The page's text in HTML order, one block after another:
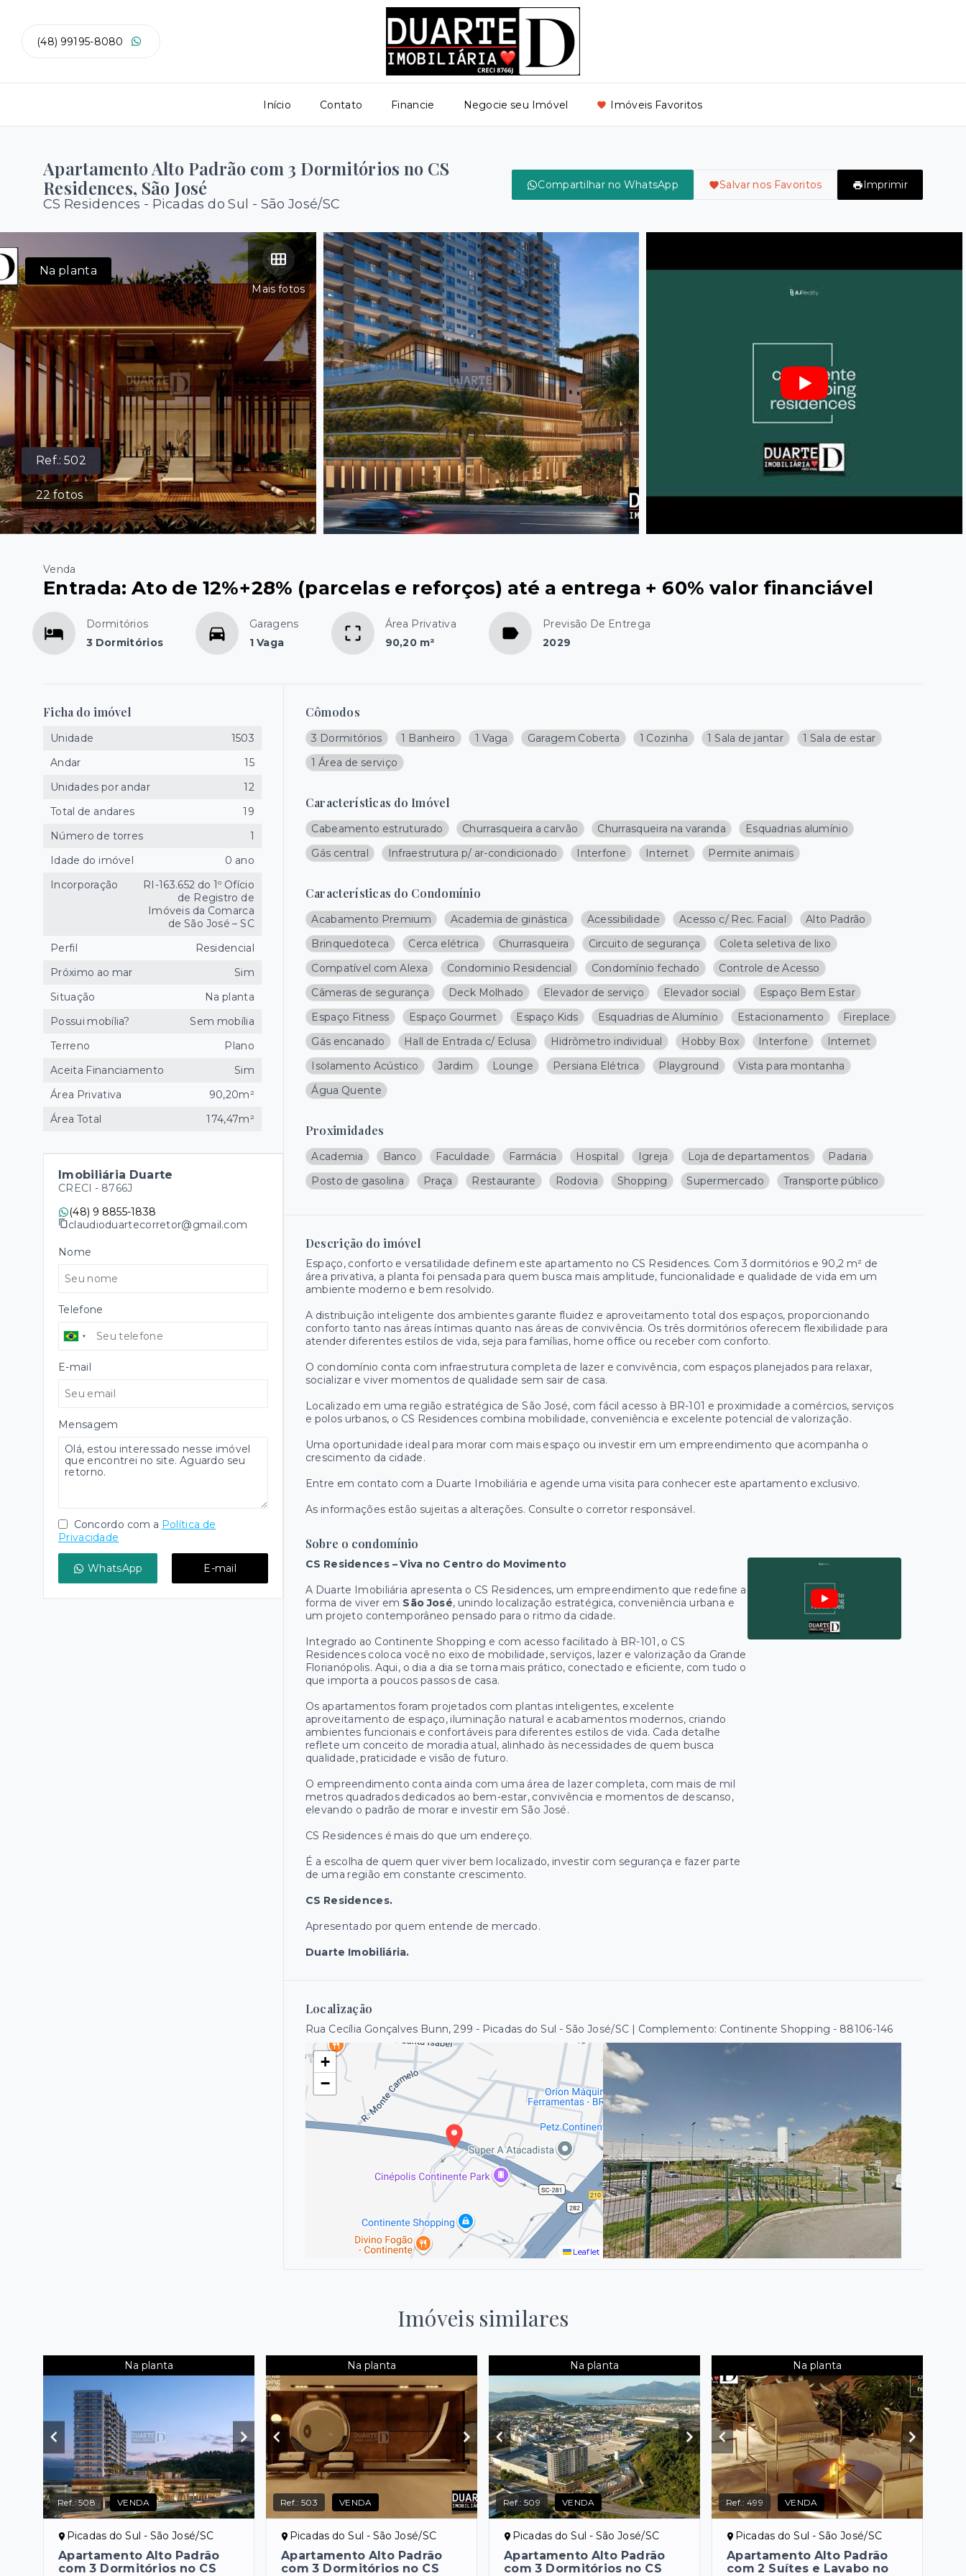
(48) 99195-8080
Início Contato Financie Negocie seu Imóvel Imóveis Favoritos
Apartamento Alto Padrão com 3 Dormitórios no CS
Residences, São José
CS Residences - Picadas do Sul - São José/SC
Compartilhar no WhatsApp Salvar nos Favoritos Imprimir
Ref.:502
22fotos
Mais fotos
Na planta
Venda
Entrada: Ato de 12%+28% (parcelas e reforços) até a entrega + 60% valor financiável
Dormitórios
3 Dormitórios
Garagens
1 Vaga
Área Privativa
90,20 m²
Previsão De Entrega
2029
Cômodos
3 Dormitórios 1 Banheiro 1 Vaga Garagem Coberta 1 Cozinha 1 Sala de jantar
1 Sala de estar
1 Área de serviço
Características do Imóvel
Cabeamento estruturado Churrasqueira a carvão Churrasqueira na varanda
Esquadrias alumínio
Gás central
Infraestrutura p/ ar-condicionado Interfone Internet Permite animais
Características do Condomínio
Acabamento Premium Academia de ginástica Acessibilidade Acesso c/ Rec. Facial
Alto Padrão
Brinquedoteca
Cerca elétrica Churrasqueira Circuito de segurança
Coleta seletiva de lixo
Compatível com Alexa
Condominio Residencial Condomínio fechado
Controle de Acesso
Câmeras de segurança
Deck Molhado Elevador de serviço Elevador social
Espaço Bem Estar
Espaço Fitness
Espaço Gourmet Espaço Kids Esquadrias de Alumínio Estacionamento
Fireplace
Gás encanado
Hall de Entrada c/ Eclusa Hidrômetro individual Hobby Box Interfone
Internet
Isolamento Acústico
Jardim Lounge Persiana Elétrica Playground
Vista para montanha
Água Quente
Proximidades
Academia Banco Faculdade Farmácia Hospital Igreja Loja de departamentos
Padaria
Posto de gasolina
Praça Restaurante Rodovia Shopping Supermercado Transporte público
Descrição do imóvel
Espaço, conforto e versatilidade definem este apartamento no CS Residences. Com 3 dormitórios e 90,2 m² de
área privativa, a planta foi pensada para quem busca mais amplitude, funcionalidade e qualidade de vida em um
ambiente moderno e bem resolvido.
A distribuição inteligente dos ambientes garante fluidez e aproveitamento total dos espaços, proporcionando
conforto tanto nas áreas íntimas quanto nas áreas de convivência. Os três dormitórios oferecem flexibilidade para
atender diferentes estilos de vida, seja para famílias, home office ou receber com conforto.
O condomínio conta com infraestrutura completa de lazer e convivência, com espaços planejados para relaxar,
socializar e viver momentos de qualidade sem sair de casa.
Localizado em uma região estratégica de São José, com fácil acesso à BR-101 e proximidade a comércios, serviços
e polos urbanos, o CS Residences combina mobilidade, conveniência e excelente potencial de valorização.
Uma oportunidade ideal para morar com mais espaço ou investir em um empreendimento que acompanha o
crescimento da cidade.
Entre em contato com a Duarte Imobiliária e agende uma visita para conhecer este apartamento exclusivo.
As informações estão sujeitas a alterações. Consulte o corretor responsável.
Sobre o condomínio
CS Residences – Viva no Centro do Movimento
A Duarte Imobiliária apresenta o CS Residences, um empreendimento que redefine a
forma de viver em São José, unindo localização estratégica, conveniência urbana e
um projeto contemporâneo pensado para o ritmo da cidade.
Integrado ao Continente Shopping e com acesso facilitado à BR-101, o CS
Residences coloca você no eixo de mobilidade, serviços, lazer e valorização da Grande
Florianópolis. Aqui, o dia a dia se torna mais prático, conectado e eficiente, com tudo o
que importa a poucos passos de casa.
Os apartamentos foram projetados com plantas inteligentes, excelente
aproveitamento de espaço, iluminação natural e acabamentos modernos, criando
ambientes funcionais e confortáveis para diferentes estilos de vida. Cada detalhe
reflete um conceito de moradia atual, alinhado às necessidades de quem busca
qualidade, praticidade e visão de futuro.
O empreendimento conta ainda com uma área de lazer completa, com mais de mil
metros quadrados dedicados ao bem-estar, convivência e momentos de descanso,
elevando o padrão de morar e investir em São José.
CS Residences é mais do que um endereço.
É a escolha de quem quer viver bem localizado, investir com segurança e fazer parte
de uma região em constante crescimento.
CS Residences.
Apresentado por quem entende de mercado.
Duarte Imobiliária.
Localização
Rua Cecília Gonçalves Bunn, 299 - Picadas do Sul - São José/SC | Complemento: Continente Shopping - 88106-146
+
−
Leaflet
Ficha do imóvel
Unidade
1503
Andar
15
Unidades por andar
12
Total de andares
19
Número de torres
1
Idade do imóvel
0 ano
Incorporação
RI-163.652 do 1º Ofício
de Registro de
Imóveis da Comarca
de São José – SC
Perfil
Residencial
Próximo ao mar
Sim
Situação
Na planta
Possui mobília?
Sem mobília
Terreno
Plano
Aceita Financiamento
Sim
Área Privativa
90,20m²
Área Total
174,47m²
Imobiliária Duarte
CRECI - 8766J
(48) 9 8855-1838
claudioduartecorretor@gmail.com
Nome
Telefone
E-mail
Mensagem
Concordo com a Política de
Privacidade
WhatsApp E-mail
Imóveis similares
Na planta
Ref.:508 VENDA
Picadas do Sul - São José/SC
Apartamento Alto Padrão
com 3 Dormitórios no CS
Na planta
Ref.:503 VENDA
Picadas do Sul - São José/SC
Apartamento Alto Padrão
com 3 Dormitórios no CS
Na planta
Ref.:509 VENDA
Picadas do Sul - São José/SC
Apartamento Alto Padrão
com 3 Dormitórios no CS
Na planta
Ref.:499 VENDA
Picadas do Sul - São José/SC
Apartamento Alto Padrão
com 2 Suítes e Lavabo no